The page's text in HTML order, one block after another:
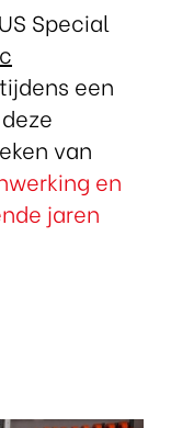
Special
een
van
en
jaren